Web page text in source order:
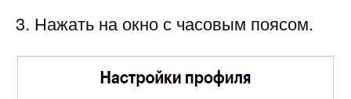
3. Нажать на окно с часовым поясом.